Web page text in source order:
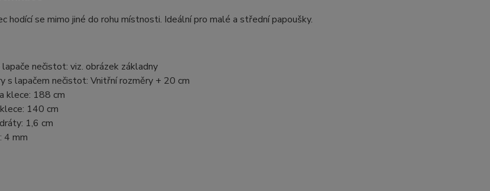
hodící se mimo jiné do rohu místnosti. Ideální pro malé a střední papoušky.
nečistot: viz. obrázek základny
s lapačem nečistot: Vnitřní rozměry + 20 cm
klece: 188 cm
140 cm
1,6 cm
4 mm